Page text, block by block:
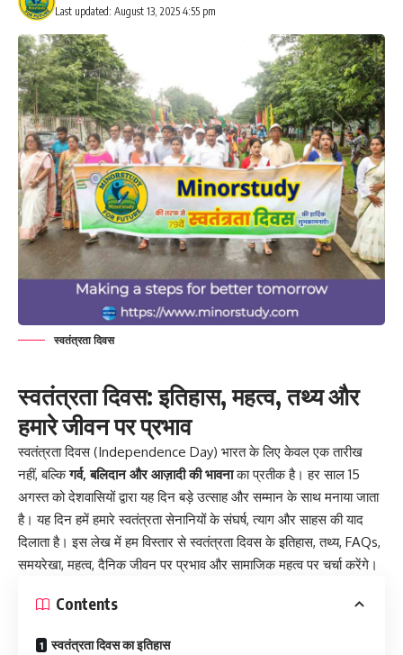
Last updated: August 13, 2025 4:55 pm
स्वतंत्रता दिवस
स्वतंत्रता दिवस: इतिहास, महत्व, तथ्य और
हमारे जीवन पर प्रभाव
स्वतंत्रता दिवस (Independence Day) भारत के लिए केवल एक तारीख
नहीं, बल्किगर्व, बलिदान और आज़ादी की भावनाका प्रतीक है। हर साल 15
अगस्त को देशवासियों द्वारा यह दिन बड़े उत्साह और सम्मान के साथ मनाया जाता
है। यह दिन हमें हमारे स्वतंत्रता सेनानियों के संघर्ष, त्याग और साहस की याद
दिलाता है। इस लेख में हम विस्तार से स्वतंत्रता दिवस के इतिहास, तथ्य, FAQs,
समयरेखा, महत्व, दैनिक जीवन पर प्रभाव और सामाजिक महत्व पर चर्चा करेंगे।
Contents
स्वतंत्रता दिवस का इतिहास